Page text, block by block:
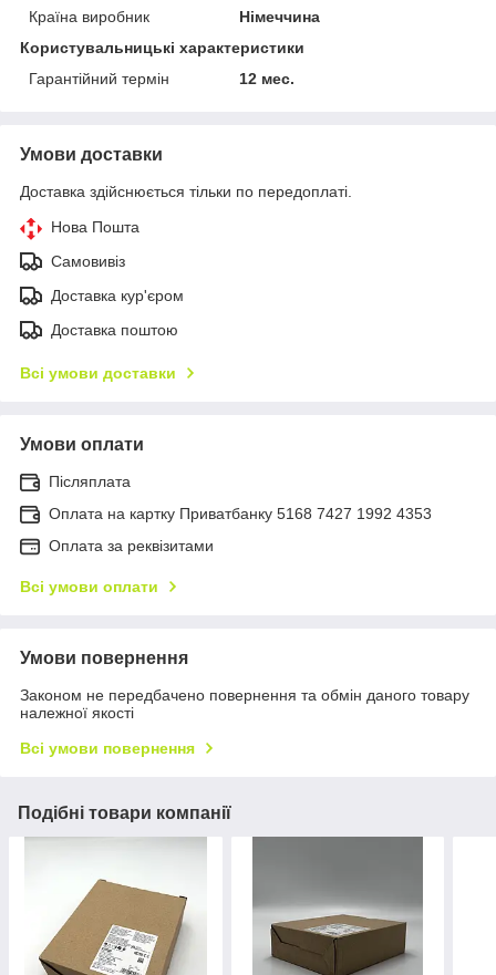
Країна виробник
Німеччина
Користувальницькі характеристики
Гарантійний термін
12 мес.
Умови доставки
Доставка здійснюється тільки по передоплаті.
Нова Пошта
Самовивіз
Доставка кур'єром
Доставка поштою
Всі умови доставки
Умови оплати
Післяплата
Оплата на картку Приватбанку 5168 7427 1992 4353
Оплата за реквізитами
Всі умови оплати
Умови повернення
Законом не передбачено повернення та обмін даного товару
належної якості
Всі умови повернення
Подібні товари компанії